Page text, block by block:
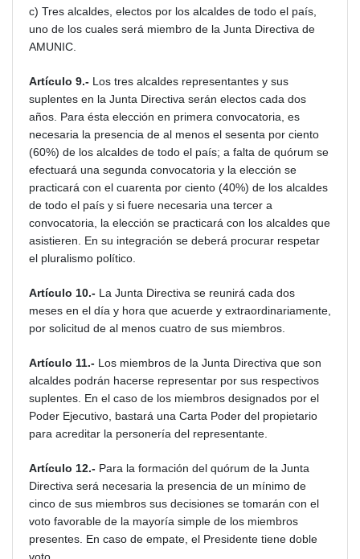
c) Tres alcaldes, electos por los alcaldes de todo el país,
uno de los cuales será miembro de la Junta Directiva de
AMUNIC.
Artículo 9.- Los tres alcaldes representantes y sus
suplentes en la Junta Directiva serán electos cada dos
años. Para ésta elección en primera convocatoria, es
necesaria la presencia de al menos el sesenta por ciento
(60%) de los alcaldes de todo el país; a falta de quórum se
efectuará una segunda convocatoria y la elección se
practicará con el cuarenta por ciento (40%) de los alcaldes
de todo el país y si fuere necesaria una tercer a
convocatoria, la elección se practicará con los alcaldes que
asistieren. En su integración se deberá procurar respetar
el pluralismo político.
Artículo 10.- La Junta Directiva se reunirá cada dos
meses en el día y hora que acuerde y extraordinariamente,
por solicitud de al menos cuatro de sus miembros.
Artículo 11.- Los miembros de la Junta Directiva que son
alcaldes podrán hacerse representar por sus respectivos
suplentes. En el caso de los miembros designados por el
Poder Ejecutivo, bastará una Carta Poder del propietario
para acreditar la personería del representante.
Artículo 12.- Para la formación del quórum de la Junta
Directiva será necesaria la presencia de un mínimo de
cinco de sus miembros sus decisiones se tomarán con el
voto favorable de la mayoría simple de los miembros
presentes. En caso de empate, el Presidente tiene doble